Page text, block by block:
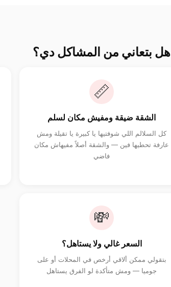
هل بتعاني من المشاكل دي؟
📏
الشقة ضيقة ومفيش مكان لسلم
كل السلالم اللي شوفتيها يا كبيرة يا تقيلة ومش
عارفة تحطيها فين — والشقة أصلاً مفيهاش مكان
فاضي
💸
السعر غالي ولا يستاهل؟
بتقولي ممكن ألاقي أرخص في المحلات أو على
جوميا — ومش متأكدة لو الفرق يستاهل